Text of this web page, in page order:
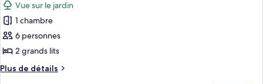
Maison
Deluxe,
fumeurs
les
photos
pour
ce
type
de
Vue sur le jardin
1 chambre
6 personnes
2 grands lits
Plus de détails
Plus